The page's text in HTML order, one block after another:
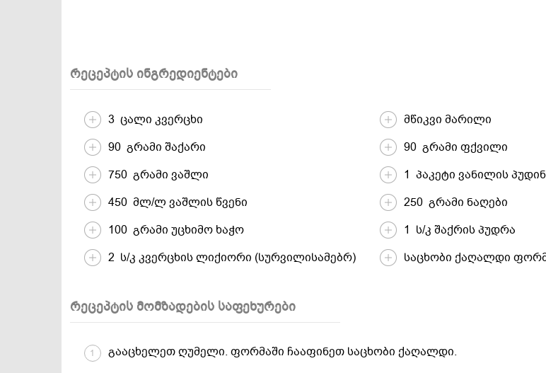
რეცეპტის ინგრედიენტები
3 ცალი კვერცხი
მწიკვი მარილი
90 გრამი შაქარი
90 გრამი ფქვილი
750 გრამი ვაშლი
1 პაკეტი ვანილის
450 მლ/ლ ვაშლის წვენი
250 გრამი ნაღები
100 გრამი უცხიმო ხაჭო
1 ს/კ შაქრის პუდრა
2 ს/კ კვერცხის ლიქიორი (სურვილისამებრ)
საცხობი ქაღალდი
რეცეპტის მომზადების საფეხურები
1 გააცხელეთ ღუმელი. ფორმაში ჩააფინეთ საცხობი ქაღალდი.